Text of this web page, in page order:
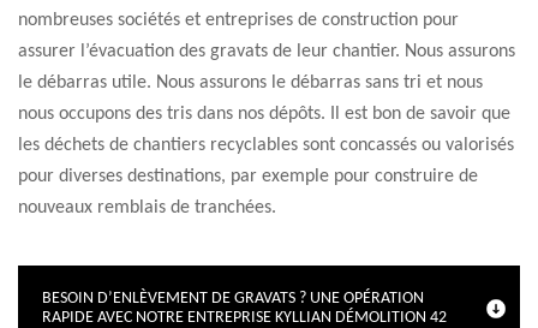
nombreuses sociétés et entreprises de construction pour
assurer l’évacuation des gravats de leur chantier. Nous assurons
le débarras utile. Nous assurons le débarras sans tri et nous
nous occupons des tris dans nos dépôts. Il est bon de savoir que
les déchets de chantiers recyclables sont concassés ou valorisés
pour diverses destinations, par exemple pour construire de
nouveaux remblais de tranchées.
BESOIN D’ENLÈVEMENT DE GRAVATS ? UNE OPÉRATION
RAPIDE AVEC NOTRE ENTREPRISE KYLLIAN DÉMOLITION 42